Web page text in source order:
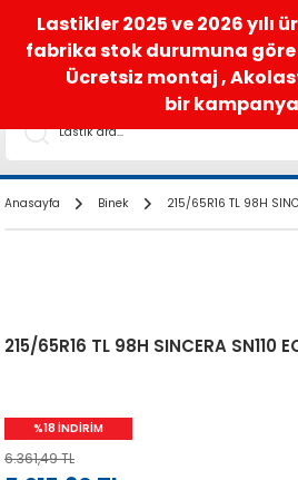
satis@akolastik.com 0 850 285 63 85
Anasayfa Binek 215/65R16 TL 98H
215/65R16 TL 98H SINCERA SN110
%18 İNDİRİM
6.361,49 TL
Lastikler 2025 ve 2026 yılı
fabrika stok durumuna
Ücretsiz montaj ,
bir